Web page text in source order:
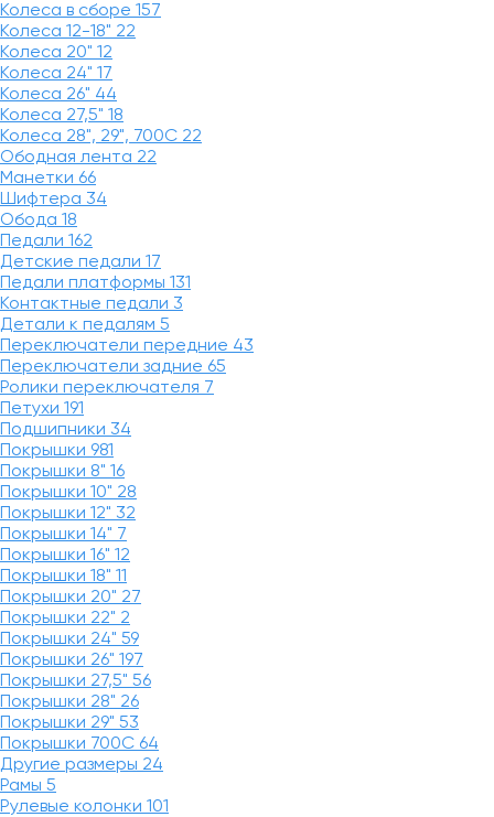
Колеса в сборе 157
Колеса 12-18" 22
Колеса 20" 12
Колеса 24" 17
Колеса 26" 44
Колеса 27,5" 18
Колеса 28", 29", 700С 22
Ободная лента 22
Манетки 66
Шифтера 34
Обода 18
Педали 162
Детские педали 17
Педали платформы 131
Контактные педали 3
Детали к педалям 5
Переключатели передние 43
Переключатели задние 65
Ролики переключателя 7
Петухи 191
Подшипники 34
Покрышки 981
Покрышки 8" 16
Покрышки 10" 28
Покрышки 12" 32
Покрышки 14" 7
Покрышки 16" 12
Покрышки 18" 11
Покрышки 20" 27
Покрышки 22" 2
Покрышки 24" 59
Покрышки 26" 197
Покрышки 27,5" 56
Покрышки 28" 26
Покрышки 29" 53
Покрышки 700C 64
Другие размеры 24
Рамы 5
Рулевые колонки 101